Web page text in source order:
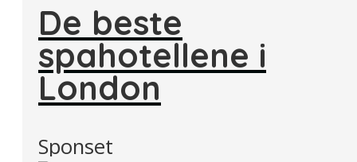
De beste
spahotellene i
London
Sponset